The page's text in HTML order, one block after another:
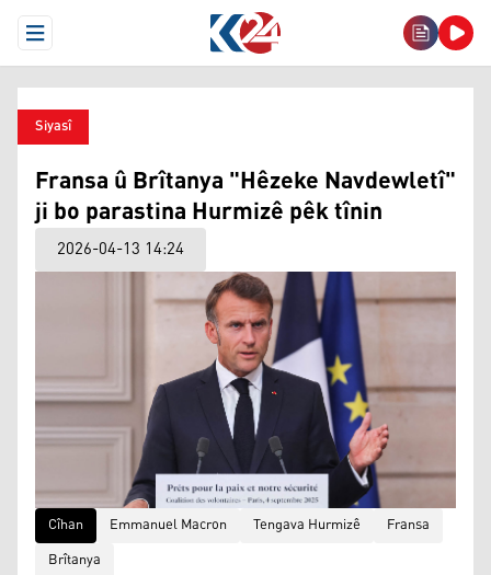
Open Menu
Siyasî
Fransa û Brîtanya "Hêzeke Navdewletî"
ji bo parastina Hurmizê pêk tînin
2026-04-13 14:24
Cîhan Emmanuel Macron Tengava Hurmizê
Fransa
Brîtanya